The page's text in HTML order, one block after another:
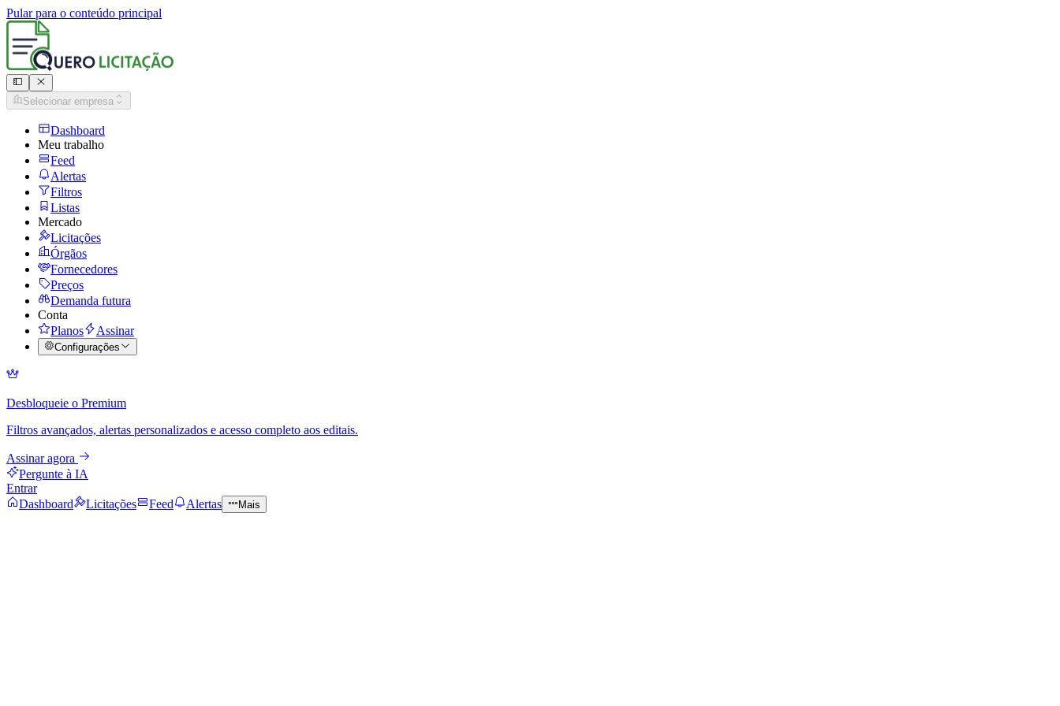
Pular para o conteúdo principal
Selecionar empresa
Dashboard
Meu trabalho
Feed
Alertas
Filtros
Listas
Mercado
Licitações
Órgãos
Fornecedores
Preços
Demanda futura
Conta
Planos
Assinar
Configurações
Desbloqueie o Premium
Filtros avançados, alertas personalizados e acesso completo aos editais.
Assinar agora
Pergunte à IA
Entrar
Dashboard
Licitações Feed Alertas Mais